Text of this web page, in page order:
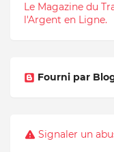
Le Magazine du
l'Argent en Ligne.
Fourni par
Signaler un